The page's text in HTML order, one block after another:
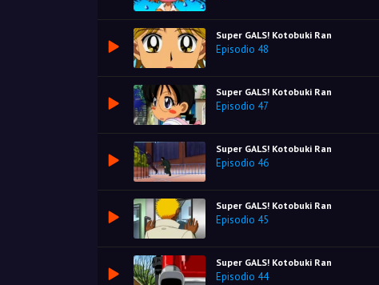
Super GALS! Kotobuki Ran
Episodio 48
Super GALS! Kotobuki Ran
Episodio 47
Super GALS! Kotobuki Ran
Episodio 46
Super GALS! Kotobuki Ran
Episodio 45
Super GALS! Kotobuki Ran
Episodio 44